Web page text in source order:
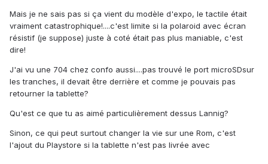
Mais je ne sais pas si ça vient du modèle d'expo, le tactile était
vraiment catastrophique!....c'est limite si la polaroid avec écran
résistif (je suppose) juste à coté était pas plus maniable, c'est
dire!
J'ai vu une 704 chez confo aussi....pas trouvé le port microSDsur
les tranches, il devait être derrière et comme je pouvais pas
retourner la tablette?
Qu'est ce que tu as aimé particulièrement dessus Lannig?
Sinon, ce qui peut surtout changer la vie sur une Rom, c'est
l'ajout du Playstore si la tablette n'est pas livrée avec